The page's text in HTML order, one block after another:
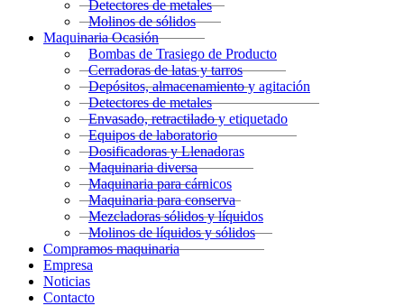
Detectores de metales
Molinos de sólidos
Maquinaria Ocasión
Bombas de Trasiego de Producto
Cerradoras de latas y tarros
Depósitos, almacenamiento y agitación
Detectores de metales
Envasado, retractilado y etiquetado
Equipos de laboratorio
Dosificadoras y Llenadoras
Maquinaria diversa
Maquinaria para cárnicos
Maquinaria para conserva
Mezcladoras sólidos y líquidos
Molinos de líquidos y sólidos
Compramos maquinaria
Empresa
Noticias
Contacto